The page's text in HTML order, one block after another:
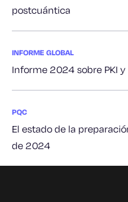
postcuántica
INFORME GLOBAL
Informe 2024 sobre PKI
PQC
El estado de la
de 2024